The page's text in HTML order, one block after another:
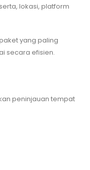
lokasi, platform
yang paling
secara efisien.
peninjauan tempat